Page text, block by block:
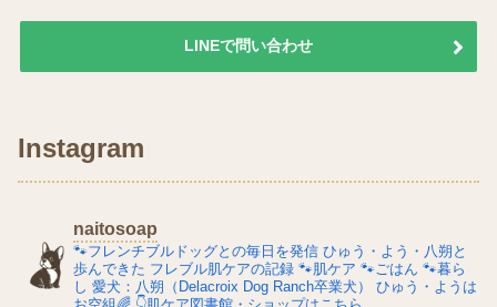
LINEで問い合わせ
Instagram
naitosoap
🐾フレンチブルドッグとの毎日を発信 ひゅう・よう・八朔と
歩んできた フレブル肌ケアの記録 🐾肌ケア 🐾ごはん 🐾暮ら
し 愛犬：八朔（Delacroix Dog Ranch卒業犬）
ひゅう・ようは